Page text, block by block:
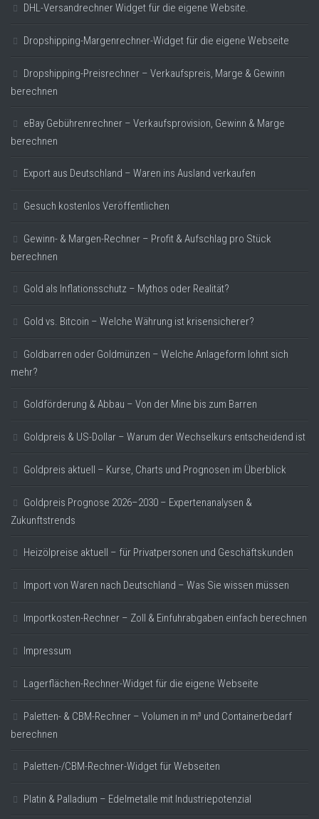
DHL-Versandrechner Widget für die eigene Website.
Dropshipping-Margenrechner-Widget für die eigene Webseite
Dropshipping-Preisrechner – Verkaufspreis, Marge & Gewinn
berechnen
eBay Gebührenrechner – Verkaufsprovision, Gewinn & Marge
berechnen
Export aus Deutschland – Waren ins Ausland verkaufen
Gesuch kostenlos Veröffentlichen
Gewinn- & Margen-Rechner – Profit & Aufschlag pro Stück
berechnen
Gold als Inflationsschutz – Mythos oder Realität?
Gold vs. Bitcoin – Welche Währung ist krisensicherer?
Goldbarren oder Goldmünzen – Welche Anlageform lohnt sich
mehr?
Goldförderung & Abbau – Von der Mine bis zum Barren
Goldpreis & US-Dollar – Warum der Wechselkurs entscheidend ist
Goldpreis aktuell – Kurse, Charts und Prognosen im Überblick
Goldpreis Prognose 2026–2030 – Expertenanalysen &
Zukunftstrends
Heizölpreise aktuell – für Privatpersonen und Geschäftskunden
Import von Waren nach Deutschland – Was Sie wissen müssen
Importkosten-Rechner – Zoll & Einfuhrabgaben einfach berechnen
Impressum
Lagerflächen-Rechner-Widget für die eigene Webseite
Paletten- & CBM-Rechner – Volumen in m³ und Containerbedarf
berechnen
Paletten-/CBM-Rechner-Widget für Webseiten
Platin & Palladium – Edelmetalle mit Industriepotenzial